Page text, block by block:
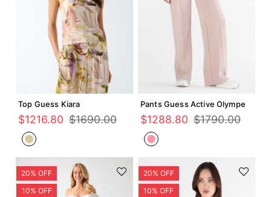
Agregar +
Top Guess Kiara
$1216.80 $1690.00
Agregar +
Pants Guess Active Olympe
$1288.80 $1790.00